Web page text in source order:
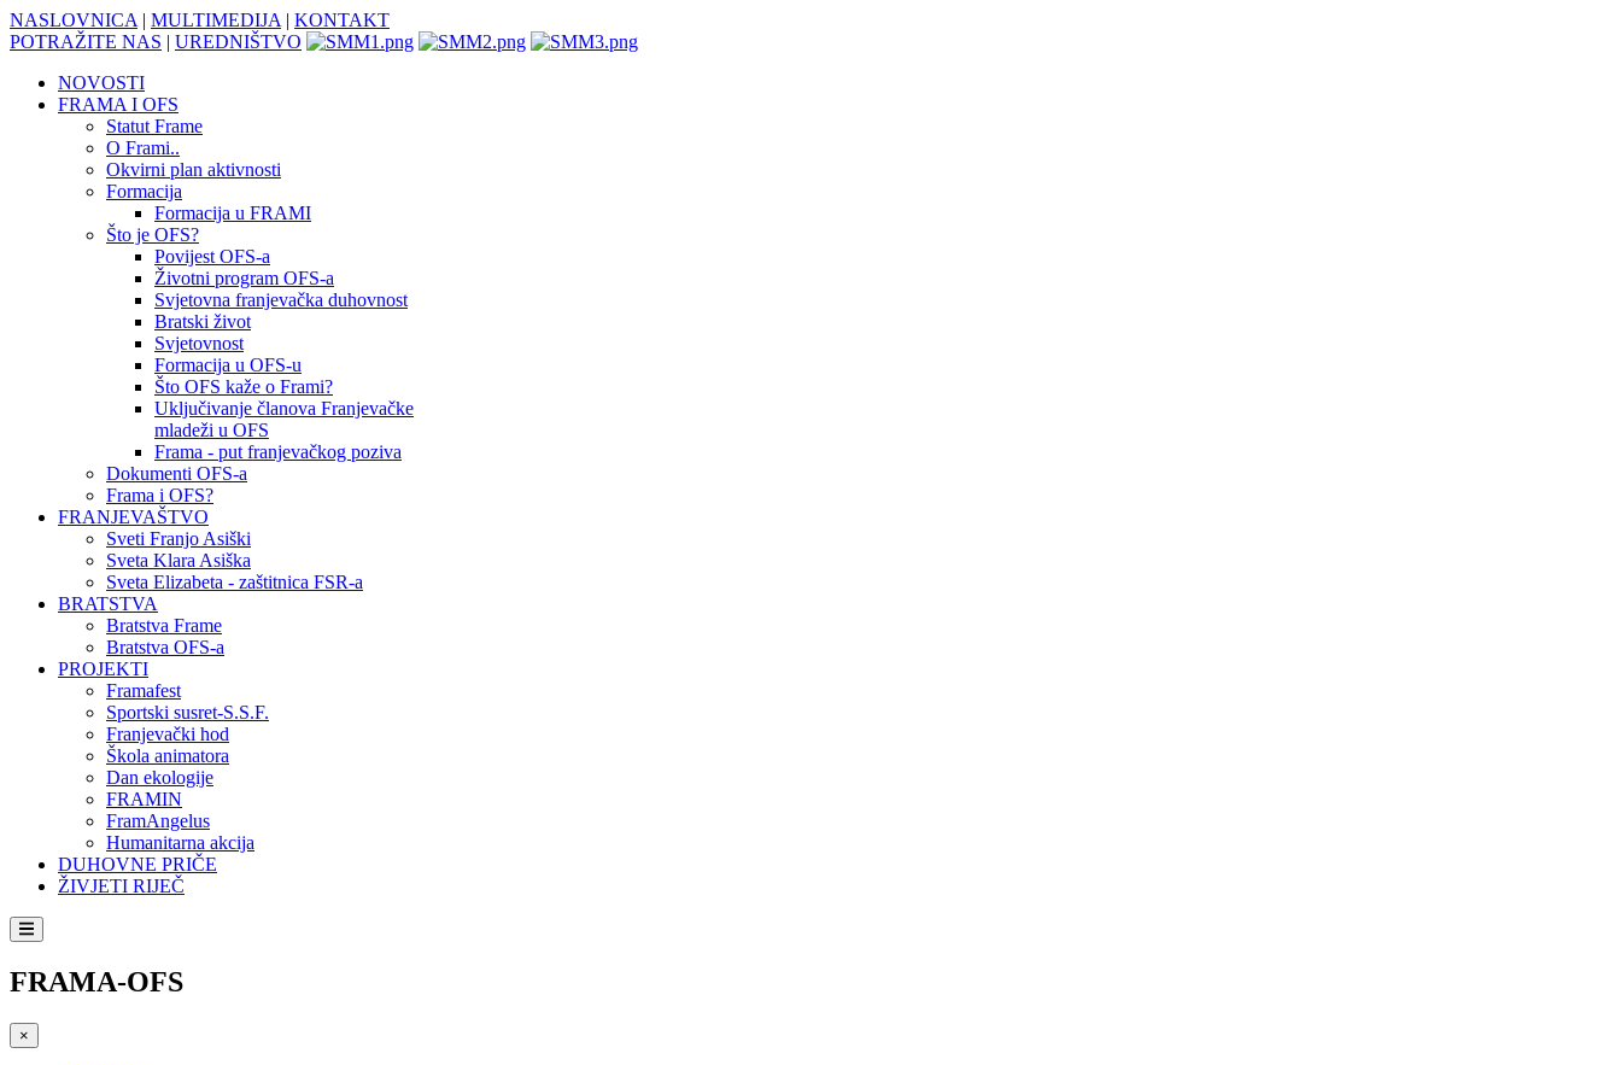
NASLOVNICA | MULTIMEDIJA | KONTAKT
POTRAŽITE NAS | UREDNIŠTVO
NOVOSTI
FRAMA I OFS
Statut Frame
O Frami..
Okvirni plan aktivnosti
Formacija
Formacija u FRAMI
Što je OFS?
Povijest OFS-a
Životni program OFS-a
Svjetovna franjevačka duhovnost
Bratski život
Svjetovnost
Formacija u OFS-u
Što OFS kaže o Frami?
Uključivanje članova Franjevačke
mladeži u OFS
Frama - put franjevačkog poziva
Dokumenti OFS-a
Frama i OFS?
FRANJEVAŠTVO
Sveti Franjo Asiški
Sveta Klara Asiška
Sveta Elizabeta - zaštitnica FSR-a
BRATSTVA
Bratstva Frame
Bratstva OFS-a
PROJEKTI
Framafest
Sportski susret-S.S.F.
Franjevački hod
Škola animatora
Dan ekologije
FRAMIN
FramAngelus
Humanitarna akcija
DUHOVNE PRIČE
ŽIVJETI RIJEČ
FRAMA-OFS
×